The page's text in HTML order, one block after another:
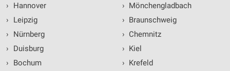
›
Hannover
›
Leipzig
›
Nürnberg
›
Duisburg
›
Bochum
› Mönchengladbach
› Braunschweig
› Chemnitz
› Kiel
› Krefeld